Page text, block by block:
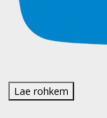
Lae rohkem